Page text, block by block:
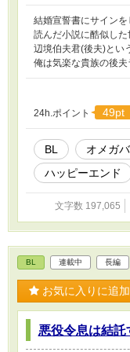
結婚宣誓書にサイン
読んだ小説に酷似し
辺境伯夫君(後夫)とい
俺は気楽な貴族の後夫
24h.ポイント 49pt
BL オメガ
ハッピーエンド
文字数 197,065
BL 連載中 長編
お気に入りに追加
悪役令息は結